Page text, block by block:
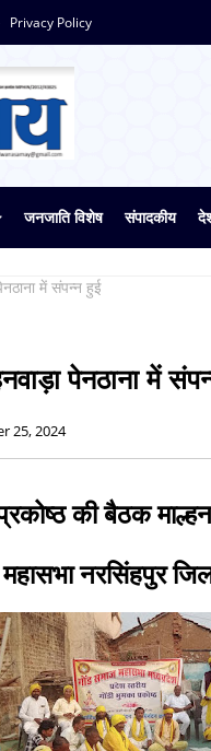
Privacy Policy
जनजाति विशेष संपादकीय
में संपन्न हुई
पेनठाना में
25, 2024
की बैठक
नरसिंहपुर